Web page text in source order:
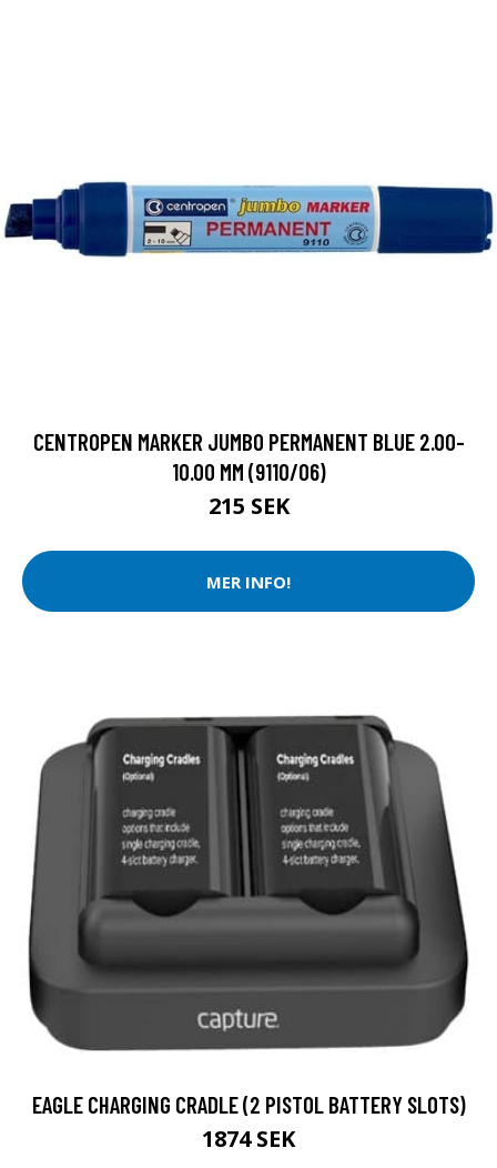
CENTROPEN MARKER JUMBO PERMANENT BLUE 2.00-
10.00 MM (9110/06)
215 SEK
MER INFO!
EAGLE CHARGING CRADLE (2 PISTOL BATTERY SLOTS)
1874 SEK